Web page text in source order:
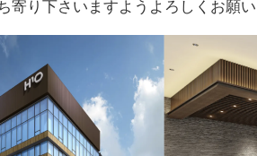
寄り下さいますようよろしくお願